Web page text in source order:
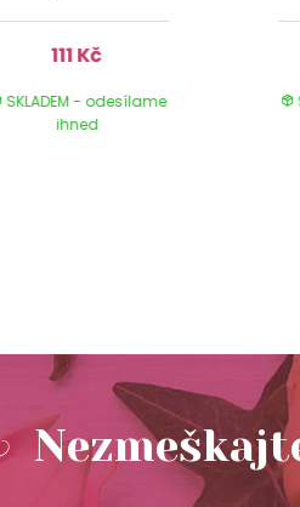
111 Kč
SKLADEM - odesílame
ihned